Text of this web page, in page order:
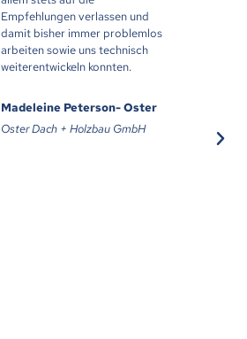
Empfehlungen verlassen und
damit bisher immer problemlos
arbeiten sowie uns technisch
weiterentwickeln konnten.
Madeleine Peterson- Oster
Oster Dach + Holzbau GmbH